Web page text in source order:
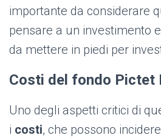
importante da considerare
pensare a un investimento
da mettere in piedi per
Costi del fondo Pictet
Uno degli aspetti critici di
i costi, che possono